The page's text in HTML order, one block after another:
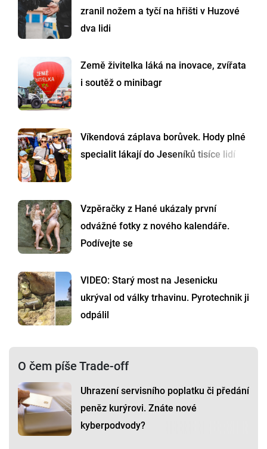
zranil nožem a tyčí na hřišti v Huzové
dva lidi
Země živitelka láká na inovace, zvířata
i soutěž o minibagr
Víkendová záplava borůvek. Hody plné
specialit lákají do Jeseníků tisíce lidí
Vzpěračky z Hané ukázaly první
odvážné fotky z nového kalendáře.
Podívejte se
VIDEO: Starý most na Jesenicku
ukrýval od války trhavinu. Pyrotechnik ji
odpálil
O čem píše Trade-off
Uhrazení servisního poplatku či předání
peněz kurýrovi. Znáte nové
kyberpodvody?